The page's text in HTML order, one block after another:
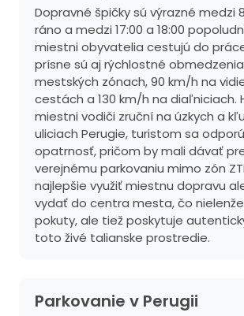
Dopravné špičky sú výrazné medzi
ráno a medzi 17:00 a 18:00
miestni obyvatelia cestujú do
prísne sú aj rýchlostné
mestských zónach, 90 km/h na
cestách a 130 km/h na diaľniciach.
miestni vodiči zruční na úzkych a
uliciach Perugie, turistom sa
opatrnosť, pričom by mali dávať
verejnému parkovaniu mimo zón
najlepšie využiť miestnu dopravu
vydať do centra mesta, čo
pokuty, ale tiež poskytuje
toto živé talianske prostredie.
Parkovanie v Perugii